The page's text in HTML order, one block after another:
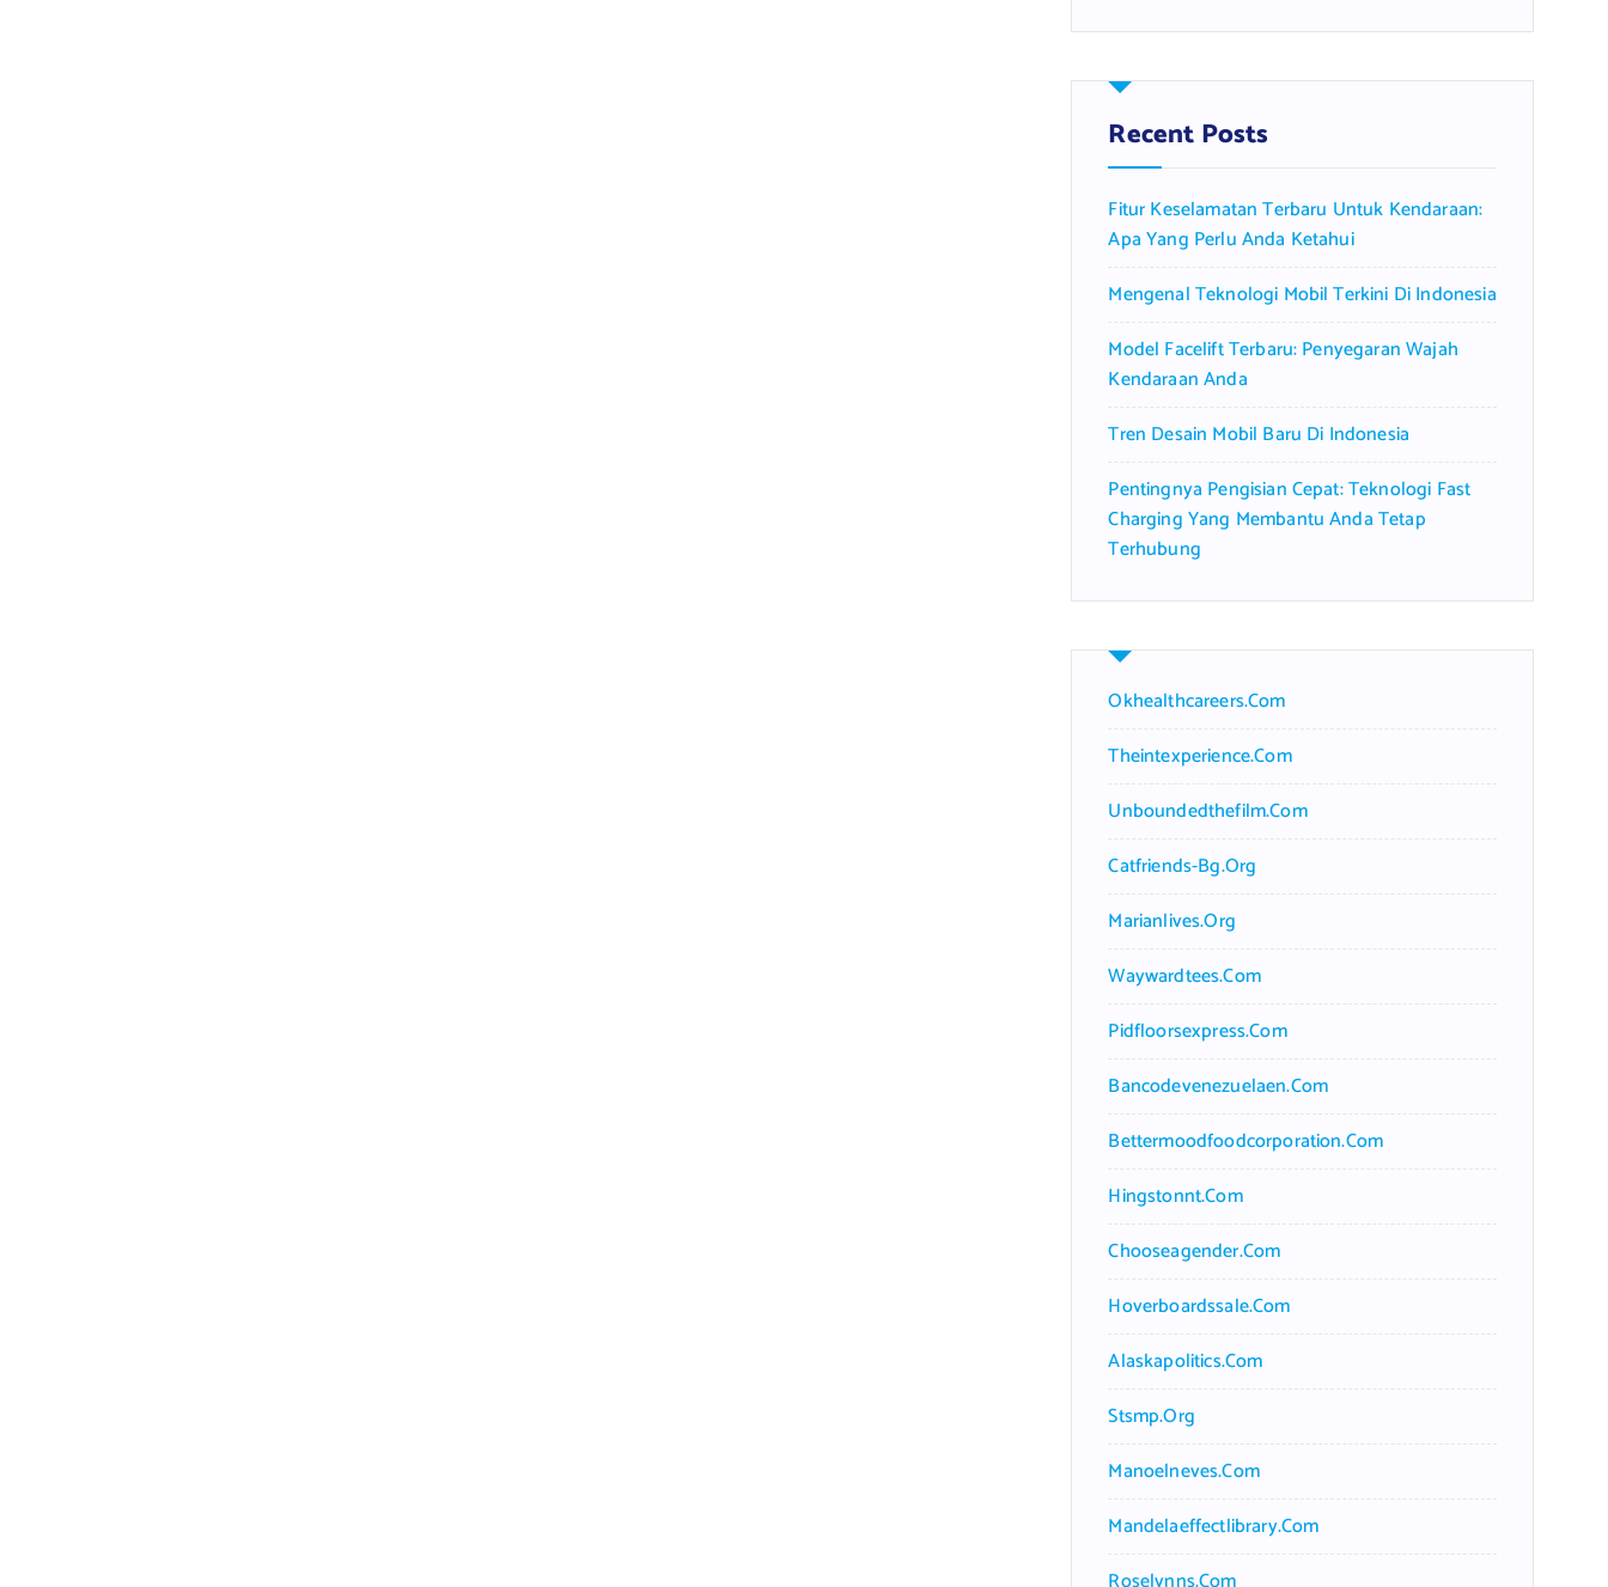
r
h
f
o
:
Recent Posts
Fitur Keselamatan Terbaru Untuk Kendaraan:
Apa Yang Perlu Anda Ketahui
Mengenal Teknologi Mobil Terkini Di Indonesia
Model Facelift Terbaru: Penyegaran Wajah
Kendaraan Anda
Tren Desain Mobil Baru Di Indonesia
Pentingnya Pengisian Cepat: Teknologi Fast
Charging Yang Membantu Anda Tetap
Terhubung
Okhealthcareers.com
Theintexperience.com
Unboundedthefilm.com
Catfriends-Bg.org
Marianlives.org
Waywardtees.com
Pidfloorsexpress.com
Bancodevenezuelaen.com
Bettermoodfoodcorporation.com
Hingstonnt.com
Chooseagender.com
Hoverboardssale.com
Alaskapolitics.com
Stsmp.org
Manoelneves.com
Mandelaeffectlibrary.com